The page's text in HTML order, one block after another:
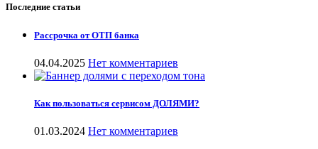
Последние статьи
Рассрочка от ОТП банка
04.04.2025 Нет комментариев
Как пользоваться сервисом ДОЛЯМИ?
01.03.2024 Нет комментариев